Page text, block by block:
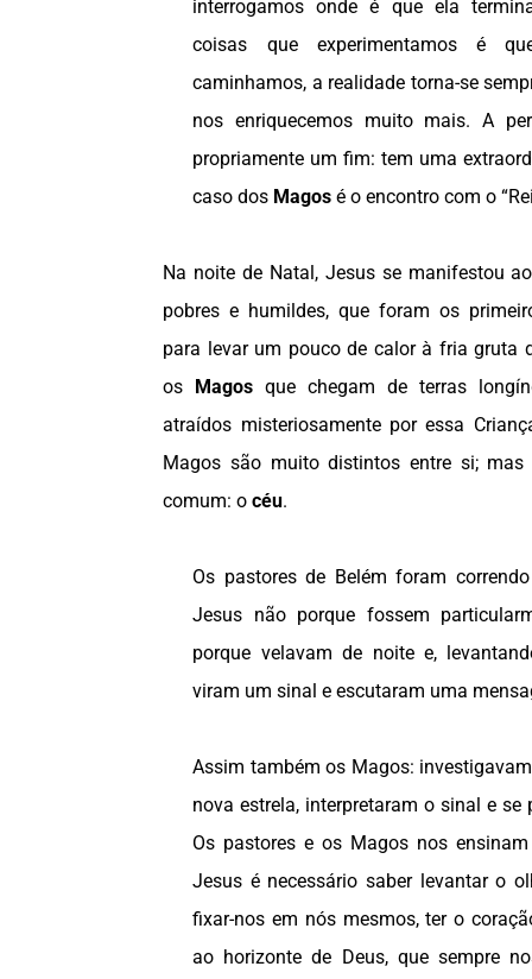
interrogamos onde é que ela
coisas que experimentamos é
caminhamos, a realidade torna-se
nos enriquecemos muito mais. A
propriamente um fim: tem uma
caso dos Magos é o encontro com o
Na noite de Natal, Jesus se manifestou
pobres e humildes, que foram os
para levar um pouco de calor à fria gruta
os
Magos que chegam de terras
atraídos misteriosamente por essa
Magos são muito distintos entre si;
comum: océu.
Os pastores de Belém foram
Jesus não porque fossem
porque velavam de noite e,
viram um sinal e escutaram uma
Assim também os Magos:
nova estrela, interpretaram o sinal e se
Os pastores e os Magos nos
Jesus é necessário saber levantar o
fixar-nos em nós mesmos, ter o
ao horizonte de Deus, que sempre